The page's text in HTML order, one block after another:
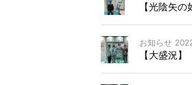
【光陰矢
お知らせ
【大盛況